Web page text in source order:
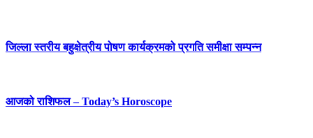
जिल्ला स्तरीय बहुक्षेत्रीय पोषण कार्यक्रमको प्रगति समीक्षा सम्पन्न
आजको राशिफल – Today’s Horoscope